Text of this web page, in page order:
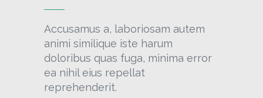
Accusamus a, laboriosam autem
animi similique iste harum
doloribus quas fuga, minima error
ea nihil eius repellat
reprehenderit.